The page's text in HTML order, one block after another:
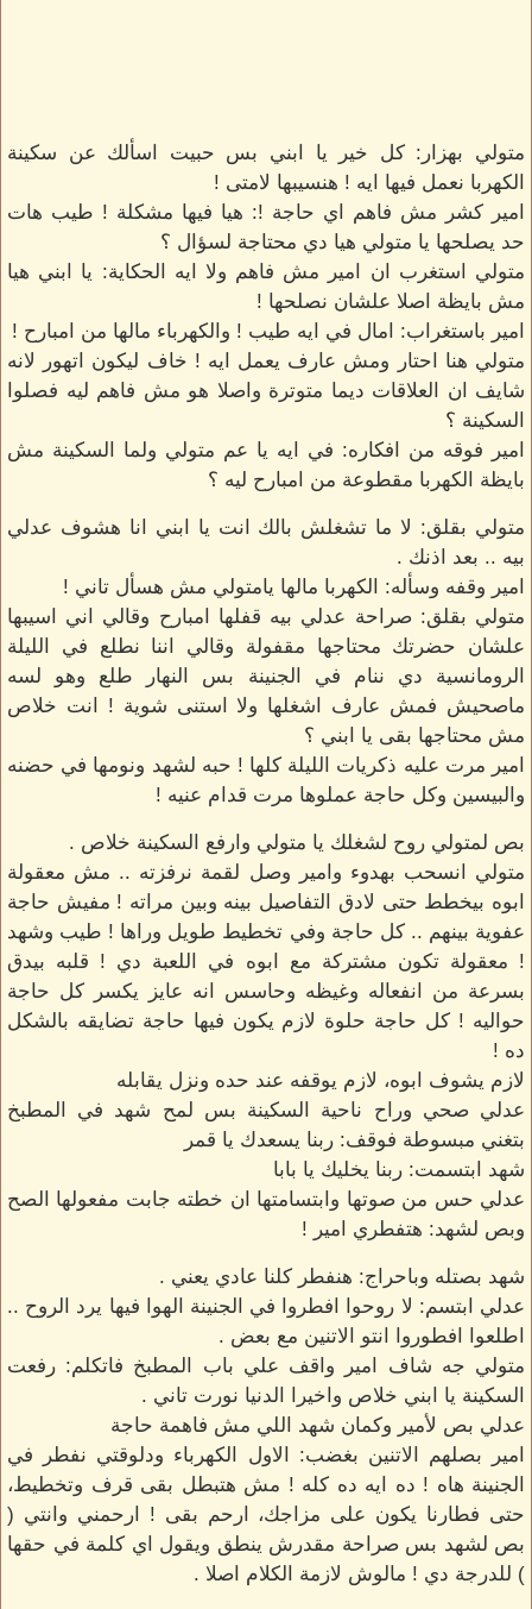
متولي بهزار: كل خير يا ابني بس حبيت اسألك عن سكينة
الكهربا نعمل فيها ايه ! هنسيبها لامتى !
امير كشر مش فاهم اي حاجة !: هيا فيها مشكلة ! طيب هات
حد يصلحها يا متولي هيا دي محتاجة لسؤال ؟
متولي استغرب ان امير مش فاهم ولا ايه الحكاية: يا ابني هيا
مش بايظة اصلا علشان نصلحها !
امير باستغراب: امال في ايه طيب ! والكهرباء مالها من امبارح !
متولي هنا احتار ومش عارف يعمل ايه ! خاف ليكون اتهور لانه
شايف ان العلاقات ديما متوترة واصلا هو مش فاهم ليه فصلوا
السكينة ؟
امير فوقه من افكاره: في ايه يا عم متولي ولما السكينة مش
بايظة الكهربا مقطوعة من امبارح ليه ؟
متولي بقلق: لا ما تشغلش بالك انت يا ابني انا هشوف عدلي
بيه .. بعد اذنك .
امير وقفه وسأله: الكهربا مالها يامتولي مش هسأل تاني !
متولي بقلق: صراحة عدلي بيه قفلها امبارح وقالي اني اسيبها
علشان حضرتك محتاجها مقفولة وقالي اننا نطلع في الليلة
الرومانسية دي ننام في الجنينة بس النهار طلع وهو لسه
ماصحيش فمش عارف اشغلها ولا استنى شوية ! انت خلاص
مش محتاجها بقى يا ابني ؟
امير مرت عليه ذكريات الليلة كلها ! حبه لشهد ونومها في حضنه
والبيسين وكل حاجة عملوها مرت قدام عنيه !
بص لمتولي روح لشغلك يا متولي وارفع السكينة خلاص .
متولي انسحب بهدوء وامير وصل لقمة نرفزته .. مش معقولة
ابوه بيخطط حتى لادق التفاصيل بينه وبين مراته ! مفيش حاجة
عفوية بينهم .. كل حاجة وفي تخطيط طويل وراها ! طيب وشهد
! معقولة تكون مشتركة مع ابوه في اللعبة دي ! قلبه بيدق
بسرعة من انفعاله وغيظه وحاسس انه عايز يكسر كل حاجة
حواليه ! كل حاجة حلوة لازم يكون فيها حاجة تضايقه بالشكل
ده !
لازم يشوف ابوه، لازم يوقفه عند حده ونزل يقابله
عدلي صحي وراح ناحية السكينة بس لمح شهد في المطبخ
بتغني مبسوطة فوقف: ربنا يسعدك يا قمر
شهد ابتسمت: ربنا يخليك يا بابا
عدلي حس من صوتها وابتسامتها ان خطته جابت مفعولها الصح
وبص لشهد: هتفطري امير !
شهد بصتله وباحراج: هنفطر كلنا عادي يعني .
عدلي ابتسم: لا روحوا افطروا في الجنينة الهوا فيها يرد الروح ..
اطلعوا افطوروا انتو الاتنين مع بعض .
متولي جه شاف امير واقف علي باب المطبخ فاتكلم: رفعت
السكينة يا ابني خلاص واخيرا الدنيا نورت تاني .
عدلي بص لأمير وكمان شهد اللي مش فاهمة حاجة
امير بصلهم الاتنين بغضب: الاول الكهرباء ودلوقتي نفطر في
الجنينة هاه ! ده ايه ده كله ! مش هتبطل بقى قرف وتخطيط،
حتى فطارنا يكون على مزاجك، ارحم بقى ! ارحمني وانتي (
بص لشهد بس صراحة مقدرش ينطق ويقول اي كلمة في حقها
) للدرجة دي ! مالوش لازمة الكلام اصلا .